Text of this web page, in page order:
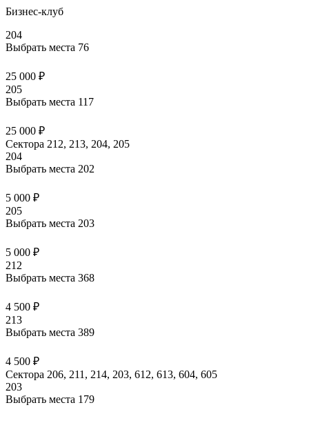
Бизнес-клуб
204
Выбрать места 76
25 000 ₽
205
Выбрать места 117
25 000 ₽
Сектора 212, 213, 204, 205
204
Выбрать места 202
5 000 ₽
205
Выбрать места 203
5 000 ₽
212
Выбрать места 368
4 500 ₽
213
Выбрать места 389
4 500 ₽
Сектора 206, 211, 214, 203, 612, 613, 604, 605
203
Выбрать места 179